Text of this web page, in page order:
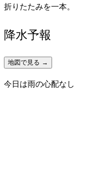
折りたたみを一本。
降水予報
地図で見る →
今日は雨の心配なし